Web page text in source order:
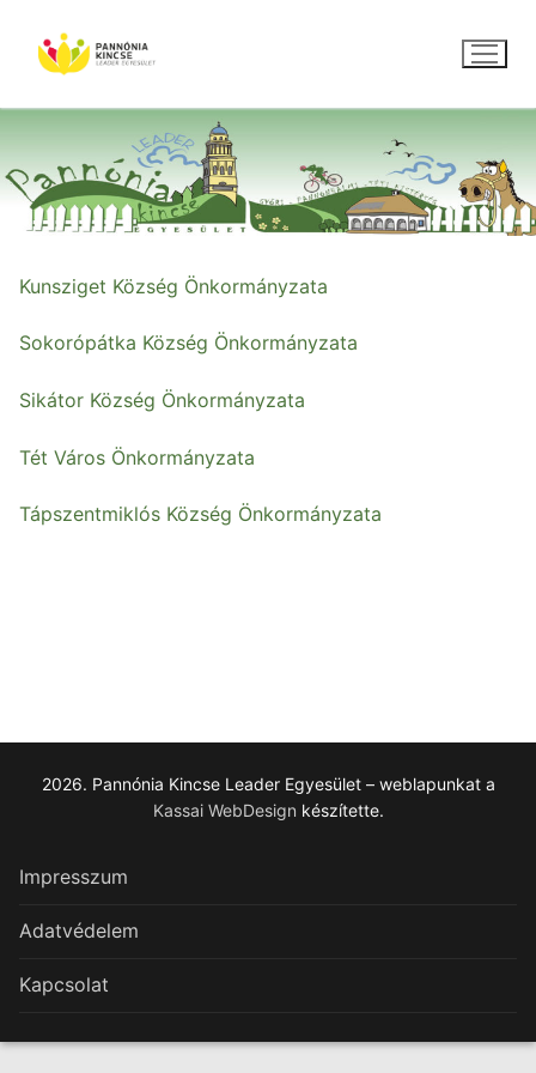
tartalomra
Kunsziget Község Önkormányzata
Sokorópátka Község Önkormányzata
Sikátor Község Önkormányzata
Tét Város Önkormányzata
Tápszentmiklós Község Önkormányzata
2026. Pannónia Kincse Leader Egyesület – weblapunkat a
Kassai WebDesign készítette.
Impresszum
Adatvédelem
Kapcsolat